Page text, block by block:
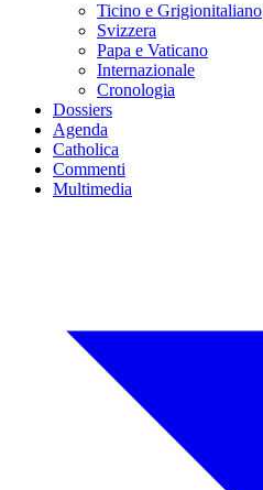
Ticino e Grigionitaliano
Svizzera
Papa e Vaticano
Internazionale
Cronologia
Dossiers
Agenda
Catholica
Commenti
Multimedia